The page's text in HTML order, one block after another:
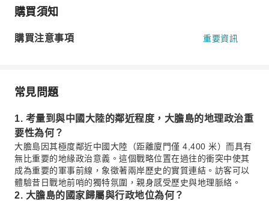
購買須知
購買注意事項 重要資訊
常見問題
1. 考量到與中國大陸的鄰近程度，大膽島的地理政治重
要性為何？
大膽島因其極度鄰近中國大陸（距離廈門僅 4,400 米）而具有
無比重要的地緣政治意義。這個戰略位置在過往的衝突中使其
成為重要的軍事前線，象徵著兩岸歷史的實質連結。訪客可以
體驗昔日戰地前哨的獨特氛圍，親身感受歷史與地理脈絡。
2. 大膽島的國家歸屬與行政地位為何？